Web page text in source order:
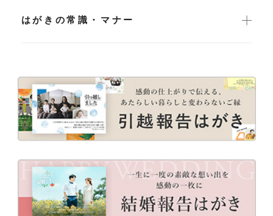
はがきの常識・マナー